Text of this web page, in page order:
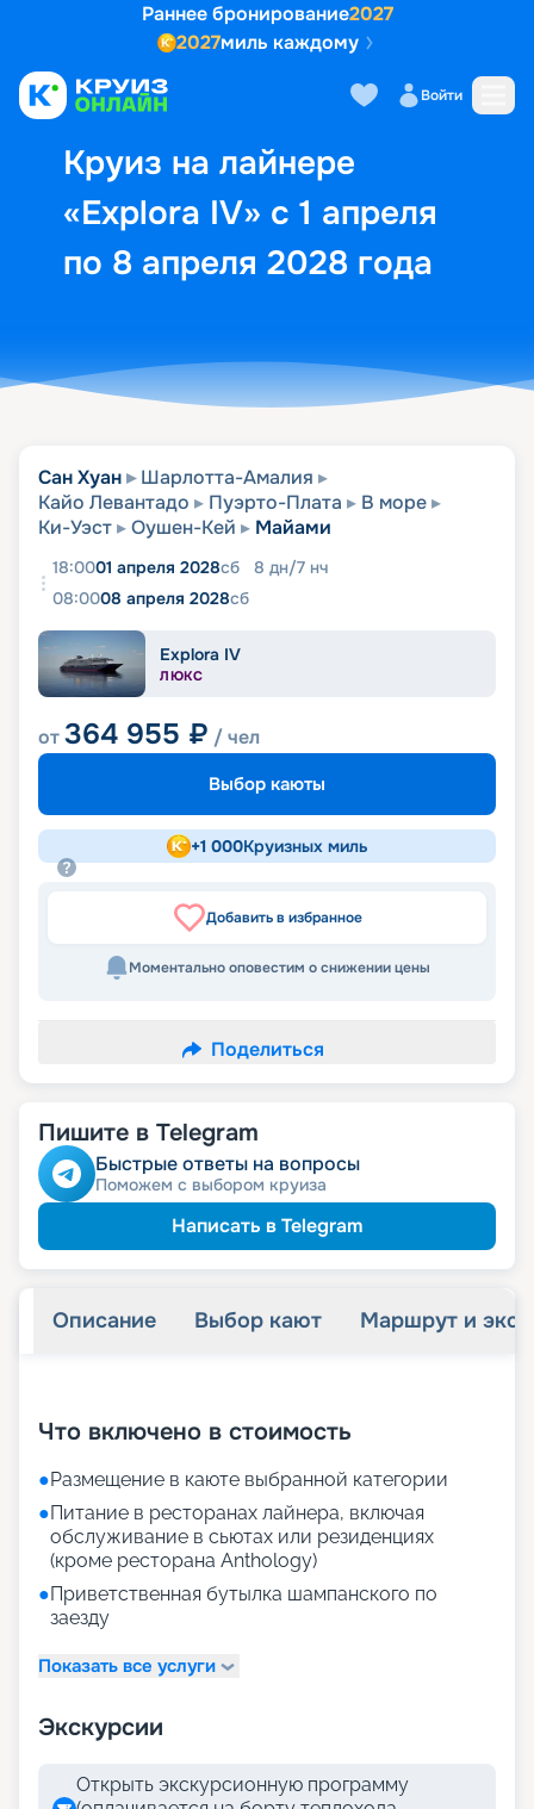
Раннее бронирование2027
2027миль каждому
Войти
Круиз на лайнере
«Explora IV» с 1 апреля
по 8 апреля 2028 года
Выбор кают Маршрут и
Сан Хуан
Шарлотта-Амалия
Кайо Левантадо
Пуэрто-Плата
В море
Ки-Уэст
Оушен-Кей Майами
18:0001 апреля 2028сб 8 дн/7 нч
08:0008 апреля 2028сб
Explora IV
ЛЮКС
от364 955 ₽ / чел
Выбор каюты
+1 000Круизных миль
Добавить в избранное
Моментально оповестим о снижении цены
Поделиться
Пишите в Telegram
Быстрые ответы на вопросы
Поможем с выбором круиза
Написать в Telegram
Описание Выбор кают Маршрут и
Что включено в стоимость
●Размещение в каюте выбранной категории
●Питание в ресторанах лайнера, включая
обслуживание в сьютах или резиденциях
(кроме ресторана Anthology)
●Приветственная бутылка шампанского по
заезду
Показать все услуги
Экскурсии
Открыть экскурсионную программу